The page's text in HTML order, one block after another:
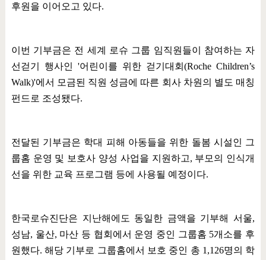
후원을 이어오고 있다.
이번 기부금은 전 세계 로슈 그룹 임직원들이 참여하는 자
선걷기 행사인 '어린이를 위한 걷기대회(Roche Children’s
Walk)'에서 모금된 직원 성금에 따른 회사 차원의 별도 매칭
펀드로 조성됐다.
전달된 기부금은 학대 피해 아동들을 위한 돌봄 시설인 그
룹홈 운영 및 보호사 양성 사업을 지원하고, 부모의 인식개
선을 위한 교육 프로그램 등에 사용될 예정이다.
한국로슈진단은 지난해에도 동일한 금액을 기부해 서울,
성남, 울산, 마산 등 협회에서 운영 중인 그룹홈 5개소를 후
원했다.해당 기부로 그룹홈에서 보호 중인 총 1,126명의 학